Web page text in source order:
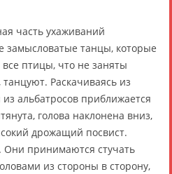
часть ухаживаний
замысловатые танцы, которые
птицы, что не заняты
Раскачиваясь из
альбатросов приближается
голова наклонена вниз,
дрожащий посвист.
Они принимаются стучать
из стороны в сторону,